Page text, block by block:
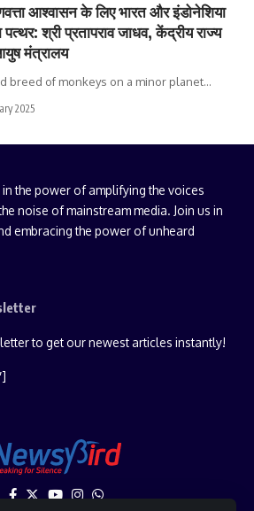
आश्वासन के लिए भारत और इंडोनेशिया
श्री प्रतापराव जाधव, केंद्रीय राज्य
मंत्रालय
breed of monkeys on a minor planet…
2025
the power of amplifying the voices
noise of mainstream media. Join us in
embracing the power of unheard
to get our newest articles instantly!